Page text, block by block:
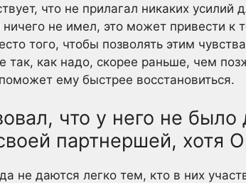
что не прилагал никаких
ничего не имел, это может привести к
того, чтобы позволять этим
так, как надо, скорее раньше, чем
ему быстрее восстановиться.
что у него не
партнершей, хотя
не даются легко тем, кто в них